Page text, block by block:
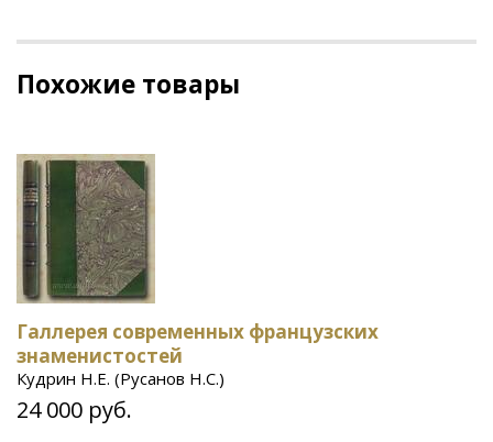
Похожие товары
Галлерея современных французских
знаменистостей
Кудрин Н.Е. (Русанов Н.С.)
24 000 руб.